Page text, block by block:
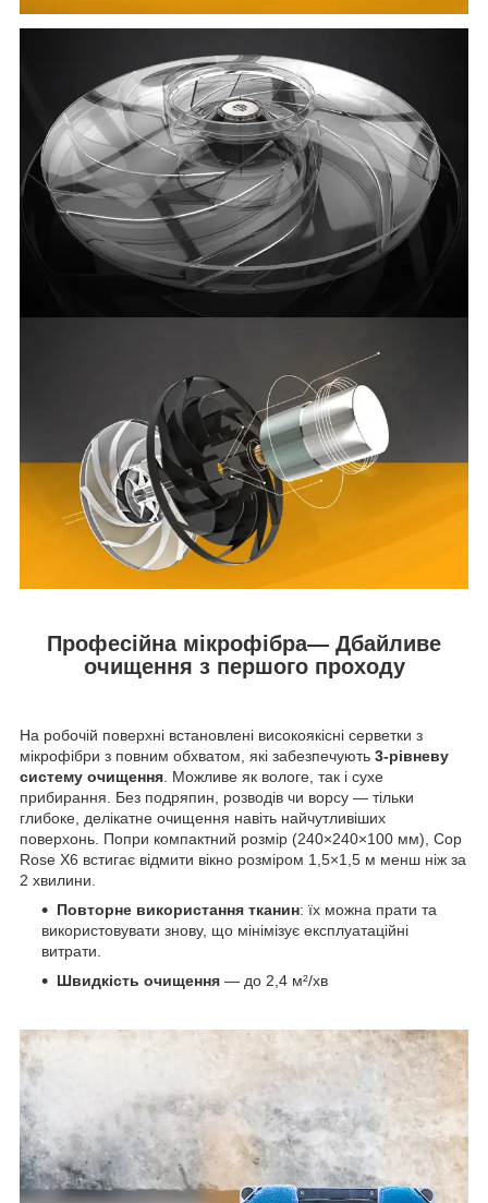
Професійна мікрофібра— Дбайливе
очищення з першого проходу
На робочій поверхні встановлені високоякісні серветки з
мікрофібри з повним обхватом, які забезпечують 3-рівневу
систему очищення . Можливе як вологе, так і сухе
прибирання. Без подряпин, розводів чи ворсу — тільки
глибоке, делікатне очищення навіть найчутливіших
поверхонь. Попри компактний розмір (240×240×100 мм), Cop
Rose X6 встигає відмити вікно розміром 1,5×1,5 м менш ніж за
2 хвилини.
Повторне використання тканин: їх можна прати та
використовувати знову, що мінімізує експлуатаційні
витрати.
Швидкість очищення — до 2,4 м²/хв